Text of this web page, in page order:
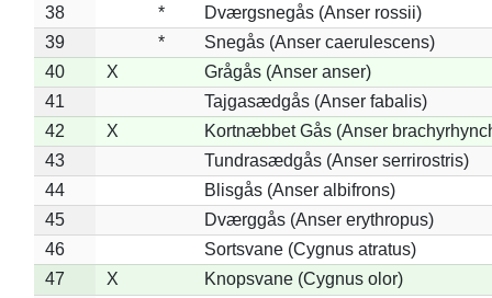
38
*
Dværgsnegås (Anser rossii)
39
*
Snegås (Anser caerulescens)
40
X
Grågås (Anser anser)
41
Tajgasædgås (Anser fabalis)
42
X
Kortnæbbet Gås (Anser
43
Tundrasædgås (Anser serrirostris)
44
Blisgås (Anser albifrons)
45
Dværggås (Anser erythropus)
46
Sortsvane (Cygnus atratus)
47
X
Knopsvane (Cygnus olor)